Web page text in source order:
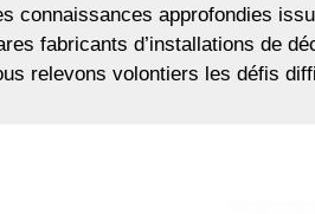
connaissances approfondies
fabricants d’installations de
relevons volontiers les défis